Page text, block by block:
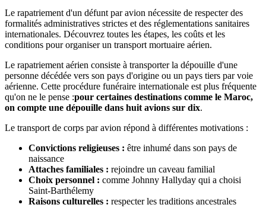
Le rapatriement d'un défunt par avion nécessite de respecter des
formalités administratives strictes et des réglementations sanitaires
internationales. Découvrez toutes les étapes, les coûts et les
conditions pour organiser un transport mortuaire aérien.
Le rapatriement aérien consiste à transporter la dépouille d'une
personne décédée vers son pays d'origine ou un pays tiers par voie
aérienne. Cette procédure funéraire internationale est plus fréquente
qu'on ne le pense :pour certaines destinations comme le Maroc,
on compte une dépouille dans huit avions sur dix.
Le transport de corps par avion répond à différentes motivations :
Convictions religieuses : être inhumé dans son pays de
naissance
Attaches familiales : rejoindre un caveau familial
Choix personnel : comme Johnny Hallyday qui a choisi
Saint-Barthélemy
Raisons culturelles : respecter les traditions ancestrales